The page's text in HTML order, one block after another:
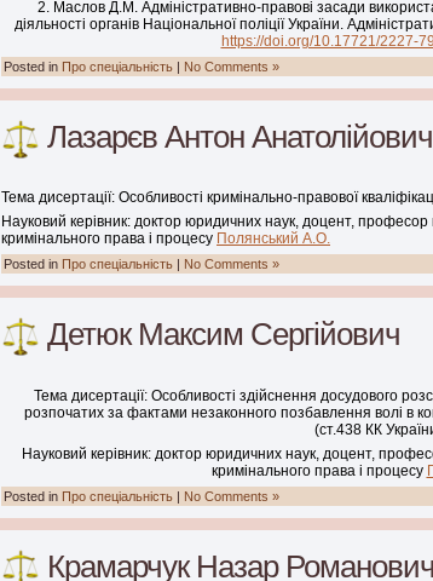
2. Маслов Д.М. Адміністративно-правові засади
діяльності органів Національної поліції України.
https://doi.org/10.17721/2227-
Posted in Про спеціальність | No Comments »
Лазарєв Антон Анатолійович
Тема дисертації: Особливості кримінально-правової
Науковий керівник: доктор юридичних наук, доцент,
кримінального права і процесу Полянський А.О.
Posted in Про спеціальність | No Comments »
Детюк Максим Сергійович
Тема дисертації: Особливості здійснення досудового
розпочатих за фактами незаконного позбавлення волі в
(ст.438 КК
Науковий керівник: доктор юридичних наук, доцент,
кримінального права і процесу
Posted in Про спеціальність | No Comments »
Крамарчук Назар Романович